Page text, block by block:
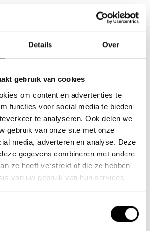
Details Over
gebruik van cookies
om content en advertenties te
functies voor social media te bieden
te analyseren. Ook delen we
gebruik van onze site met onze
media, adverteren en analyse. Deze
gegevens combineren met andere
ze heeft verstrekt of die ze hebben
van uw gebruik van hun services.
Team Lacros
16, 5482 VS Schijndel Nederland
62140957
NL854680950B01
(+31) 73 203 2487
(+31) 73 203 2487